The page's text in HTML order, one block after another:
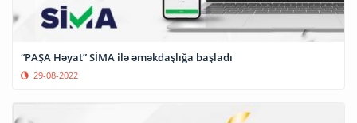
“PAŞA Həyat” SİMA ilə əməkdaşlığa başladı
29-08-2022